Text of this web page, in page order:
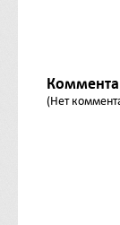
(Нет